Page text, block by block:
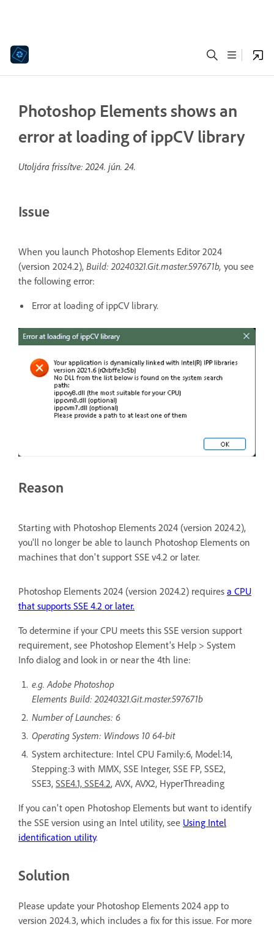
Photoshop Elements shows an
error at loading of ippCV library
Utoljára frissítve:2024. jún. 24.
Issue
When you launch Photoshop Elements Editor 2024
(version 2024.2), Build: 20240321.Git.master.597671b, you see
the following error:
Error at loading of ippCV library.
Reason
Starting with Photoshop Elements 2024 (version 2024.2),
you'll no longer be able to launch Photoshop Elements on
machines that don't support SSE v4.2 or later.
Photoshop Elements 2024 (version 2024.2) requires a CPU
that supports SSE 4.2 or later.
To determine if your CPU meets this SSE version support
requirement, see Photoshop Element's Help > System
Info dialog and look in or near the 4th line:
e.g. Adobe Photoshop
Elements Build: 20240321.Git.master.597671b
Number of Launches: 6
Operating System: Windows 10 64-bit
System architecture: Intel CPU Family:6, Model:14,
Stepping:3 with MMX, SSE Integer, SSE FP, SSE2,
SSE3, SSE4.1, SSE4.2, AVX, AVX2, HyperThreading
If you can't open Photoshop Elements but want to identify
the SSE version using an Intel utility, see Using Intel
identification utility.
Solution
Please update your Photoshop Elements 2024 app to
version 2024.3, which includes a fix for this issue. For more